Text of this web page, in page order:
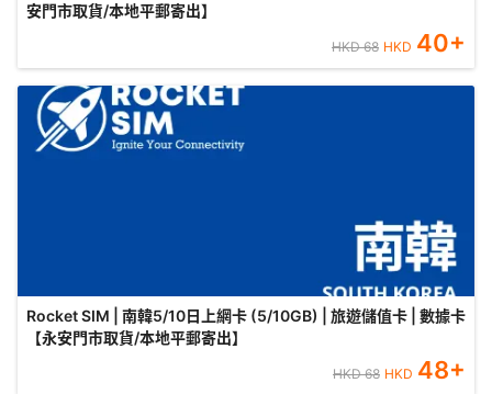
安門市取貨/本地平郵寄出】
HKD68 HKD 40+
Rocket SIM | 南韓5/10日上網卡 (5/10GB) | 旅遊儲值卡 | 數據卡
【永安門市取貨/本地平郵寄出】
HKD68 HKD 48+